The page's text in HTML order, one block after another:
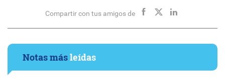
Compartir con tus amigos de
Notas másleídas